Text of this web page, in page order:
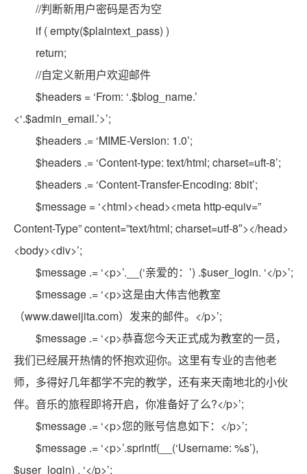
//判断新用户密码是否为空
if ( empty($plaintext_pass) )
return;
//自定义新用户欢迎邮件
$headers = ‘From: ‘.$blog_name.’
<‘.$admin_email.’>’;
$headers .= ‘MIME-Version: 1.0’;
$headers .= ‘Content-type: text/html; charset=uft-8’;
$headers .= ‘Content-Transfer-Encoding: 8bit’;
$message = ‘<html><head><meta http-equiv=”
Content-Type” content=”text/html; charset=utf-8″></head>
<body><div>’;
$message .= ‘<p>’.__(‘亲爱的：’) .$user_login. ‘</p>’;
$message .= ‘<p>这是由大伟吉他教室
（www.daweijita.com）发来的邮件。</p>’;
$message .= ‘<p>恭喜您今天正式成为教室的一员，
我们已经展开热情的怀抱欢迎你。这里有专业的吉他老
师，多得好几年都学不完的教学，还有来天南地北的小伙
伴。音乐的旅程即将开启，你准备好了么?</p>’;
$message .= ‘<p>您的账号信息如下：</p>’;
$message .= ‘<p>’.sprintf(__(‘Username: %s’),
$user_login) . ‘</p>’;